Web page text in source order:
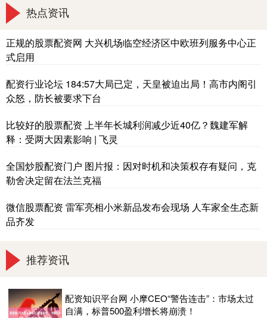
热点资讯
正规的股票配资网 大兴机场临空经济区中欧班列服务中心正
式启用
配资行业论坛 184:57大局已定，天皇被迫出局！高市内阁引
众怒，防长被要求下台
比较好的股票配资 上半年长城利润减少近40亿？魏建军解
释：受两大因素影响 | 飞灵
全国炒股配资门户 图片报：因对时机和决策权存有疑问，克
勒舍决定留在法兰克福
微信股票配资 雷军亮相小米新品发布会现场 人车家全生态新
品齐发
推荐资讯
配资知识平台网 小摩CEO“警告连击”：市场太过
自满，标普500盈利增长将崩溃！